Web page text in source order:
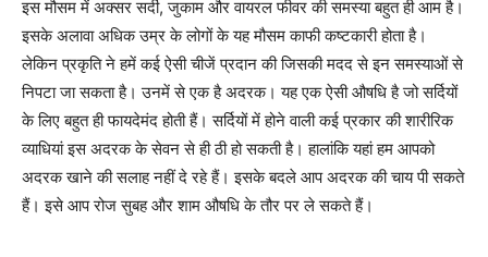
इस मौसम में अक्सर सर्दी, जुकाम और वायरल फीवर की समस्या बहुत ही आम है।
इसके अलावा अधिक उम्र के लोगों के यह मौसम काफी कष्टकारी होता है।
लेकिन प्रकृति ने हमें कई ऐसी चीजें प्रदान की जिसकी मदद से इन समस्याओं से
निपटा जा सकता है। उनमें से एक है अदरक। यह एक ऐसी औषधि है जो सर्दियों
के लिए बहुत ही फायदेमंद होती हैं। सर्दियों में होने वाली कई प्रकार की शारीरिक
व्याधियां इस अदरक के सेवन से ही ठी हो सकती है। हालांकि यहां हम आपको
अदरक खाने की सलाह नहीं दे रहे हैं। इसके बदले आप अदरक की चाय पी सकते
हैं। इसे आप रोज सुबह और शाम औषधि के तौर पर ले सकते हैं।